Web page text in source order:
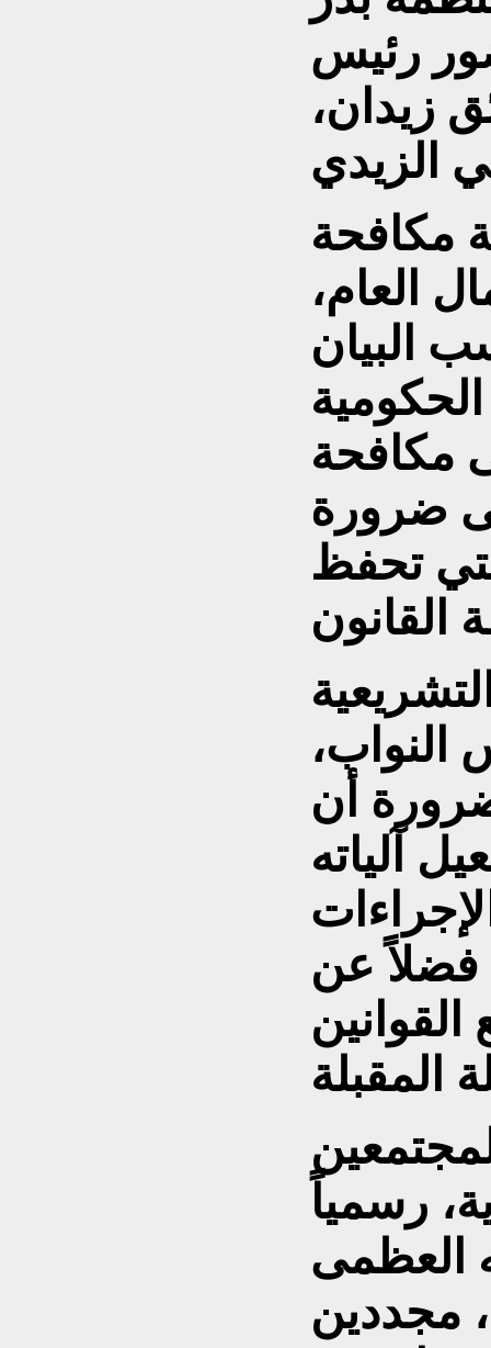
رئيس
زيدان،
مكافحة
العام،
البيان
مكافحة
ضرورة
تحفظ
أن
آلياته
فضلاً عن
رسمياً
العظمى
مجددين